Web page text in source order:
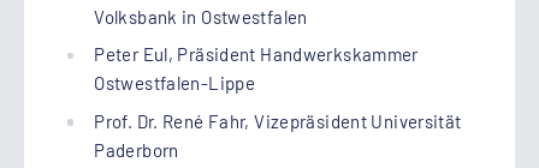
Volksbank in Ostwestfalen
Peter Eul, Präsident Handwerkskammer
Ostwestfalen-Lippe
Prof. Dr. René Fahr, Vizepräsident Universität
Paderborn